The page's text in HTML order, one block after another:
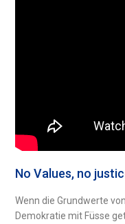
No Values, no
Wenn die Grundwerte
Demokratie mit Füsse